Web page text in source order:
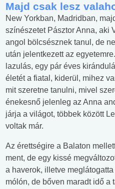
Majd csak lesz
New Yorkban, Madridban,
színészetet Pásztor Anna, aki
angol bölcsésznek tanul, de
után jelentkezett az
lazulás, egy pár éves
életét a fiatal, kiderül, mihez
mit szeretne tanulni, mivel
énekesnő jelenleg az Anna
járja a világot, többek között
voltak már.
Az érettségire a Balaton
ment, de egy kissé
a haverok, illetve
mólón, de bőven maradt idő a